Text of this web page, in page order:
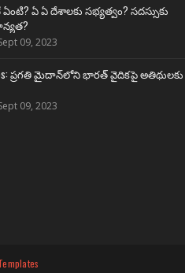
ఏంటి? ఏ ఏ దేశాలకు సభ్యత్వం? సదస్సుకు
09, 2023
ప్రగతి మైదాన్‌లోని భారత్ వైదికపై అతిథులకు
09, 2023